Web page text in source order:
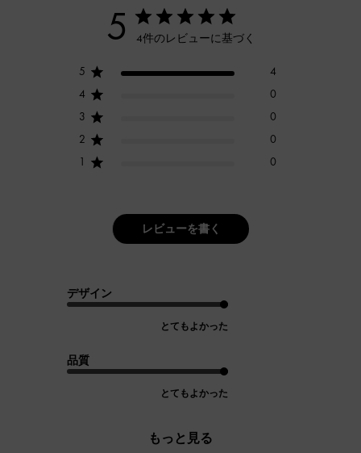
5 4件のレビューに基づく
5
4
4
0
3
0
2
0
1
0
レビューを書く
デザイン
とてもよかった
品質
とてもよかった
もっと見る